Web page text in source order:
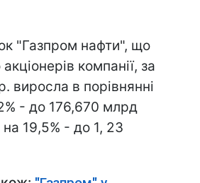
"Газпром нафти", що
компанії, за
виросла в порівнянні
- до 176,670 млрд
19,5% - до 1, 23